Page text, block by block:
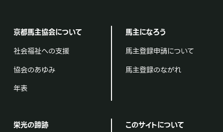
京都馬主協会について
社会福祉への支援
協会のあゆみ
年表
馬主になろう
馬主登録申請について
馬主登録のながれ
栄光の蹄跡
このサイトについて